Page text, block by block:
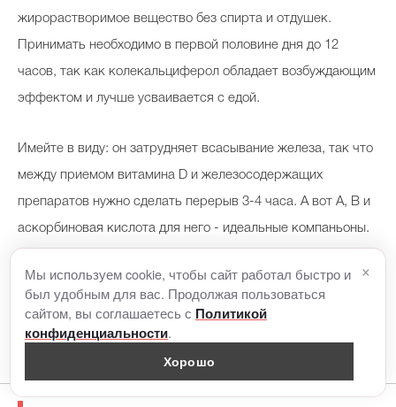
жирорастворимое вещество без спирта и отдушек.
Принимать необходимо в первой половине дня до 12
часов, так как колекальциферол обладает возбуждающим
эффектом и лучше усваивается с едой.
Имейте в виду: он затрудняет всасывание железа, так что
между приемом витамина D и железосодержащих
препаратов нужно сделать перерыв 3-4 часа. А вот А, В и
аскорбиновая кислота для него - идеальные компаньоны.
Мы используем cookie, чтобы сайт работал быстро и
был удобным для вас. Продолжая пользоваться
сайтом, вы соглашаетесь с Политикой
конфиденциальности.
Хорошо
×